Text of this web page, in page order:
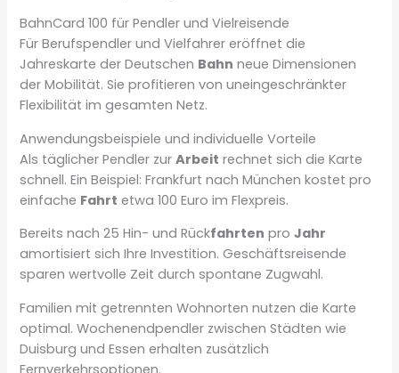
BahnCard 100 für Pendler und Vielreisende
Für Berufspendler und Vielfahrer eröffnet die
Jahreskarte der Deutschen Bahn neue Dimensionen
der Mobilität. Sie profitieren von uneingeschränkter
Flexibilität im gesamten Netz.
Anwendungsbeispiele und individuelle Vorteile
Als täglicher Pendler zurArbeit rechnet sich die Karte
schnell. Ein Beispiel: Frankfurt nach München kostet pro
einfache Fahrt etwa 100 Euro im Flexpreis.
Bereits nach 25 Hin- und Rückfahrten proJahr
amortisiert sich Ihre Investition. Geschäftsreisende
sparen wertvolle Zeit durch spontane Zugwahl.
Familien mit getrennten Wohnorten nutzen die Karte
optimal. Wochenendpendler zwischen Städten wie
Duisburg und Essen erhalten zusätzlich
Fernverkehrsoptionen.